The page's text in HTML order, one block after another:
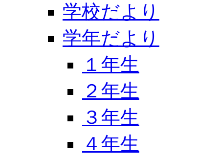
学校だより
学年だより
１年生
２年生
３年生
４年生